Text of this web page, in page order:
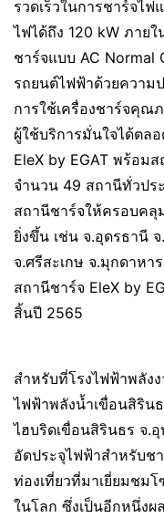
รวดเร็วในการชาร์จไ
ไฟได้ถึง 120 kW ภาย
ชาร์จแบบ AC Normal
รถยนต์ไฟฟ้าด้วยความ
การใช้เครื่องชาร์จคุณ
ผู้ใช้บริการมั่นใจได้ตล
EleX by EGAT พร้อม
จำนวน 49 สถานีทั่วปร
สถานีชาร์จให้ครอบคลุ
ยิ่งขึ้น เช่น จ.อุดรธานี
จ.ศรีสะเกษ จ.มุกดาหา
สถานีชาร์จ EleX by
สิ้นปี 2565
สำหรับที่โรงไฟฟ้าพลัง
ไฟฟ้าพลังน้ำเขื่อนสิริน
ไฮบริดเขื่อนสิรินธร จ.
อัดประจุไฟฟ้าสำหรับช
ท่องเที่ยวที่มาเยี่ยมชม
ในโลก ซึ่งเป็นอีกหนึ่ง